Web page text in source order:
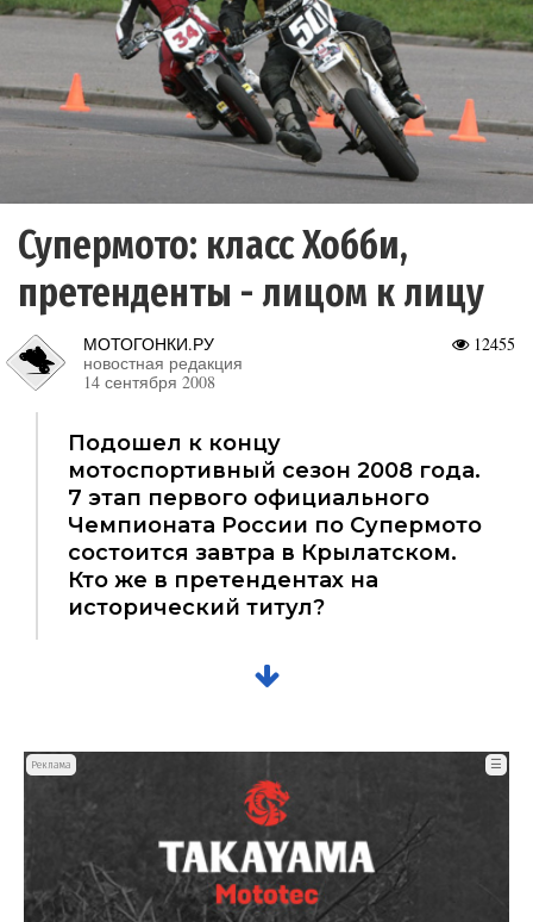
Супермото: класс Хобби,
претенденты - лицом к лицу
12455
МОТОГОНКИ.РУ
новостная редакция
14 сентября 2008
Подошел к концу
мотоспортивный сезон 2008 года.
7 этап первого официального
Чемпионата России по Супермото
состоится завтра в Крылатском.
Кто же в претендентах на
исторический титул?
Реклама ☰